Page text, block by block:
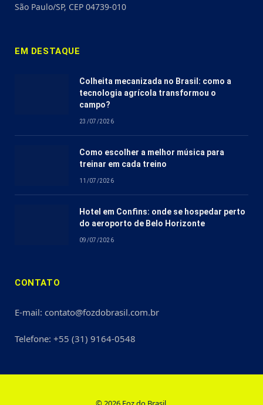
São Paulo/SP, CEP 04739-010
EM DESTAQUE
Colheita mecanizada no Brasil: como a
tecnologia agrícola transformou o
campo?
23/07/2026
Como escolher a melhor música para
treinar em cada treino
11/07/2026
Hotel em Confins: onde se hospedar perto
do aeroporto de Belo Horizonte
09/07/2026
CONTATO
E-mail: contato@fozdobrasil.com.br
Telefone: +55 (31) 9164-0548